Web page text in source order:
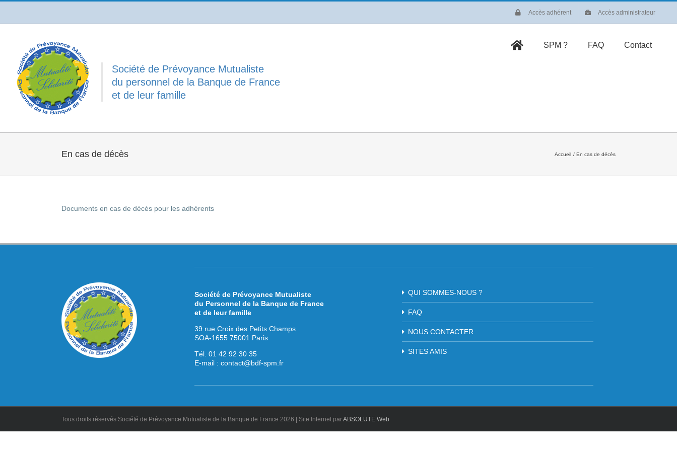
Passer
contenu
Accès adhérent Accès administrateur
Société de Prévoyance Mutualiste
du personnel de la Banque de France
et de leur famille
SPM ? FAQ Contact
En cas de décès Accueil En cas de décès
Documents en cas de décès pour les adhérents
Société de Prévoyance Mutualiste
du Personnel de la Banque de France
et de leur famille
39 rue Croix des Petits Champs
SOA-1655 75001 Paris
Tél. 01 42 92 30 35
E-mail : contact@bdf-spm.fr
QUI SOMMES-NOUS ?
FAQ
NOUS CONTACTER
SITES AMIS
Tous droits réservés Société de Prévoyance Mutualiste de la Banque de France 2026 | Site Internet parABSOLUTE Web